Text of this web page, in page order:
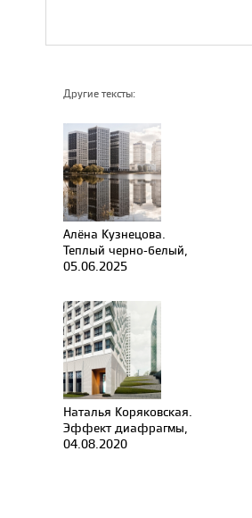
Другие тексты:
Алёна Кузнецова.
Теплый черно-белый,
05.06.2025
Наталья Коряковская.
Эффект диафрагмы,
04.08.2020